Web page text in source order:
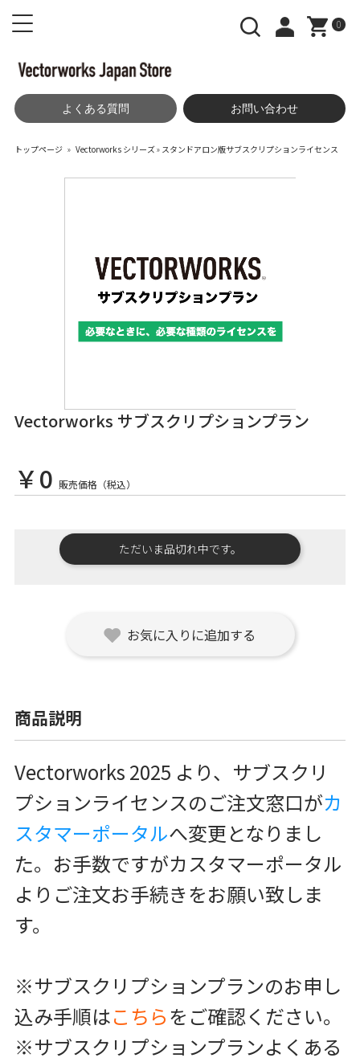
0
よくある質問 お問い合わせ
トップページ » Vectorworks シリーズ» スタンドアロン版サブスクリプションライセンス
Vectorworks サブスクリプションプラン
￥0 販売価格（税込）
ただいま品切れ中です。
お気に入りに追加する
商品説明
Vectorworks 2025 より、サブスクリ
プションライセンスのご注文窓口がカ
スタマーポータルへ変更となりまし
た。お手数ですがカスタマーポータル
よりご注文お手続きをお願い致しま
す。
※サブスクリプションプランのお申し
込み手順はこちらをご確認ください。
※サブスクリプションプランよくある